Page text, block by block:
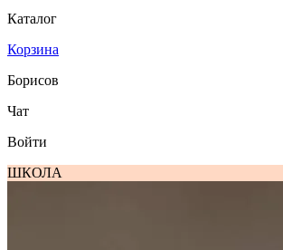
Каталог
Корзина
Борисов
Чат
Войти
ШКОЛА